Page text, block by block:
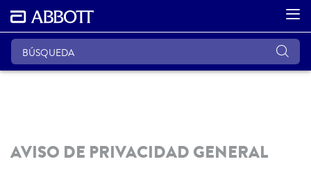
AVISO DE PRIVACIDAD GENERAL